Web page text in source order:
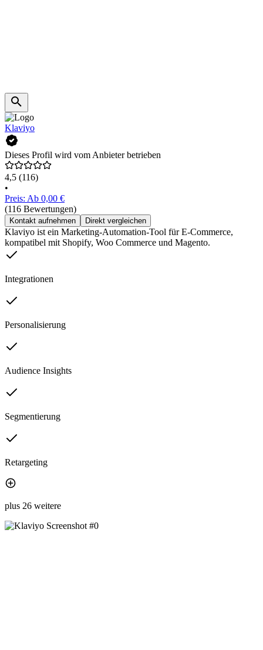
Klaviyo
Dieses Profil wird vom Anbieter betrieben
4,5 (116)
•
Preis: Ab 0,00 €
(116 Bewertungen)
Kontakt aufnehmen Direkt vergleichen
Klaviyo ist ein Marketing-Automation-Tool für E-Commerce,
kompatibel mit Shopify, Woo Commerce und Magento.
Integrationen
Personalisierung
Audience Insights
Segmentierung
Retargeting
plus 26 weitere